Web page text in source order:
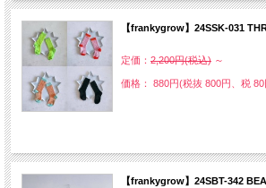
【frankygrow】24SSK-031
定価： 2,200円(税込) ～
価格： 880円(税抜 800円、税 80
【frankygrow】24SBT-342